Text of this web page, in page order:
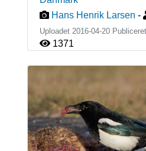
Hans Henrik Larsen -
Uploadet 2016-04-20 Publiceret
1371